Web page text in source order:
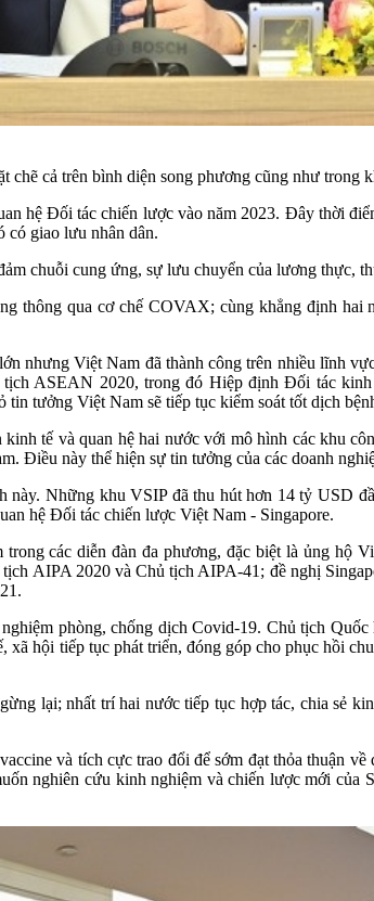
chẽ cả trên bình diện song phương cũng như
hệ Đối tác chiến lược vào năm 2023. Đây thời
có giao lưu nhân dân.
chuỗi cung ứng, sự lưu chuyển của lương thực,
thông qua cơ chế COVAX; cùng khẳng định hai
nhưng Việt Nam đã thành công trên nhiều lĩnh
ASEAN 2020, trong đó Hiệp định Đối tác
tưởng Việt Nam sẽ tiếp tục kiểm soát tốt dịch
tế và quan hệ hai nước với mô hình các khu
Điều này thể hiện sự tin tưởng của các doanh
Những khu VSIP đã thu hút hơn 14 tỷ USD
hệ Đối tác chiến lược Việt Nam - Singapore.
các diễn đàn đa phương, đặc biệt là ủng hộ
AIPA 2020 và Chủ tịch AIPA-41; đề nghị
phòng, chống dịch Covid-19. Chủ tịch
hội tiếp tục phát triển, đóng góp cho phục hồi
lại; nhất trí hai nước tiếp tục hợp tác, chia sẻ
và tích cực trao đổi để sớm đạt thỏa thuận
nghiên cứu kinh nghiệm và chiến lược mới của